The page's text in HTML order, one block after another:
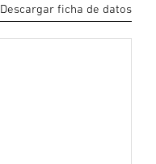
Descargar ficha de datos